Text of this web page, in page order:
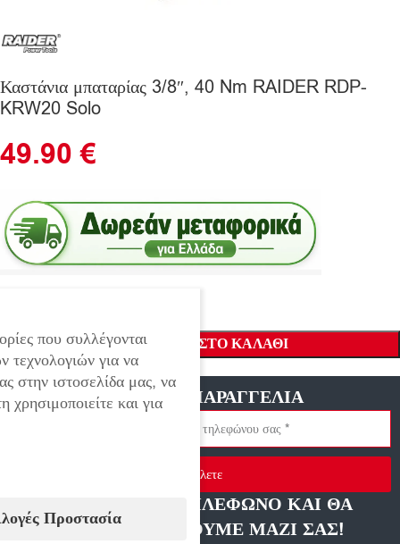
Καστάνια μπαταρίας 3/8″, 40 Nm RAIDER RDP-
KRW20 Solo
49.90€
ΠΡΟΣΘΉΚΗ ΣΤΟ ΚΑΛΆΘΙ
ΓΡΗΓΟΡΗ ΠΑΡΑΓΓΕΛΙΑ
Στείλετε
ΑΦΗΣΤΕ ΜΑΣ ΤΗΛΕΦΩΝΟ ΚΑΙ ΘΑ
ΕΠΙΚΟΙΝΩΝΗΣΟΥΜΕ ΜΑΖΙ ΣΑΣ!
που συλλέγονται
για να
στην ιστοσελίδα μας, να
και για
Προστασία